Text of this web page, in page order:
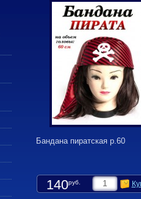
Бандана пиратская р.60
140руб.